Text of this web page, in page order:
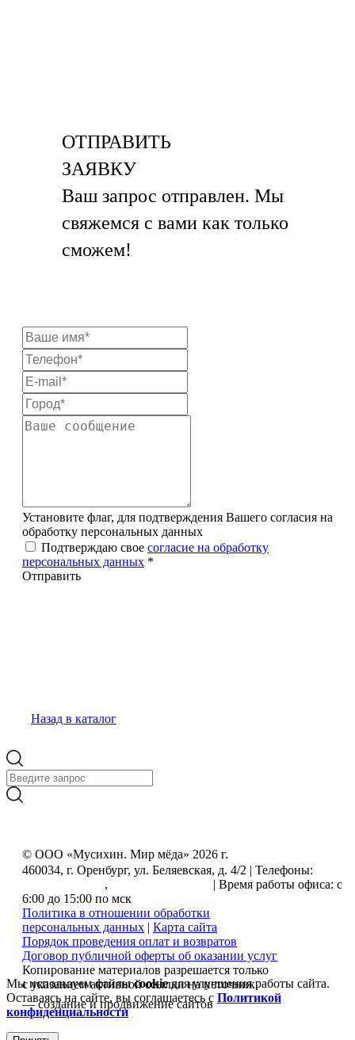
ОТПРАВИТЬ
ЗАЯВКУ
Ваш запрос отправлен. Мы
свяжемся с вами как только
сможем!
Установите флаг, для подтверждения Вашего согласия на
обработку персональных данных
Подтверждаю свое согласие на обработку
персональных данных *
Отправить
Назад в каталог
© ООО «Мусихин. Мир мёда» 2026 г.
460034, г. Оренбург, ул. Беляевская, д. 4/2 | Телефоны:
,
| Время работы офиса: с
6:00 до 15:00 по мск
Политика в отношении обработки
персональных данных | Карта сайта
Порядок проведения оплат и возвратов
Договор публичной оферты об оказании услуг
Копирование материалов разрешается только
с указанием активной ссылки на источник.
— создание и продвижение сайтов
Мы используем файлыcookieдля улучшения работы сайта.
Оставаясь на сайте, вы соглашаетесь с Политикой
конфиденциальности